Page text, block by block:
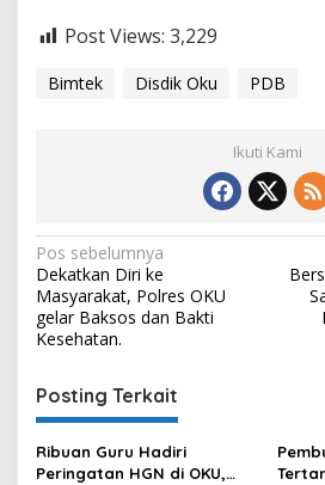
Post Views: 3,229
Bimtek Disdik Oku PDB
Ikuti Kami
Navigasi
pos
Pos sebelumnya
Dekatkan Diri ke
Masyarakat, Polres OKU
gelar Baksos dan Bakti
Kesehatan.
Posting Terkait
Ribuan Guru Hadiri
Peringatan HGN di OKU,